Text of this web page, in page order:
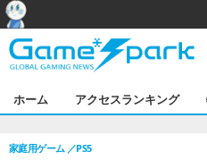
ホーム アクセスランキング
家庭用ゲーム PS5